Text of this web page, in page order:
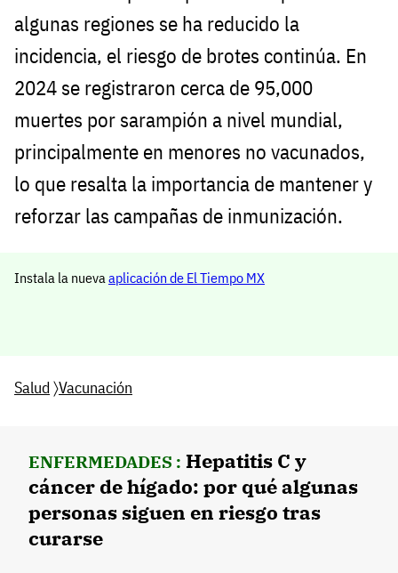
algunas regiones se ha reducido la
incidencia, el riesgo de brotes continúa. En
2024 se registraron cerca de 95,000
muertes por sarampión a nivel mundial,
principalmente en menores no vacunados,
lo que resalta la importancia de mantener y
reforzar las campañas de inmunización.
Instala la nueva aplicación de El Tiempo MX
Salud 〉Vacunación
ENFERMEDADES : Hepatitis C y
cáncer de hígado: por qué algunas
personas siguen en riesgo tras
curarse